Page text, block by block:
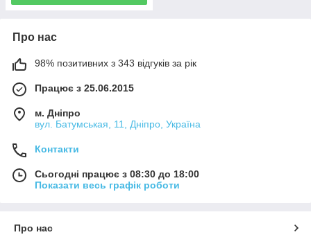
Про нас
98% позитивних з 343 відгуків за рік
Працює з 25.06.2015
м. Дніпро
вул. Батумськая, 11, Дніпро, Україна
Контакти
Сьогодні працює з 08:30 до 18:00
Показати весь графік роботи
Про нас